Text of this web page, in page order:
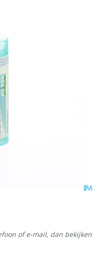
of e-mail, dan bekijken